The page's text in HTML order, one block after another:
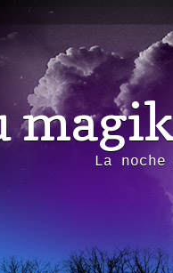
La noche